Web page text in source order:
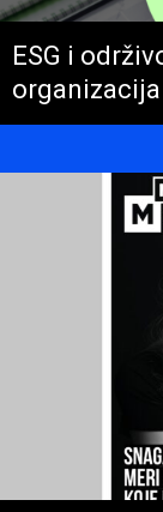
ESG i